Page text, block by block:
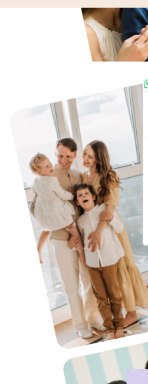
מרים הכלה
סוויטת פרובנס מאוד נעימה ויפה לצילומים
לצרכים שלי עד הפרט האחרון. מאוד נקי.
היה מאוד משמח לחזור לסוויטה לאחר